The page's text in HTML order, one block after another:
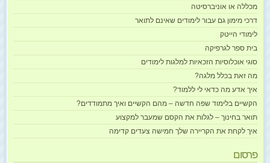
מכללה או אוניברסיטה
דרכי מימון גם עבור לימודים שאינם לתואר
לימודי הייטק
בית ספר לגרפיקה
סוגי אוכלוסיות הזכאיות למלגות לימודים
מה זאת בכלל מלגה?
איך אדע מה כדאי לי ללמוד?
הקשיים בלימוד שפה חדשה – מהם הקשיים ואיך מתמודדים?
תואר בחינוך – לגלות את הקסם שמעבר למקצוע
איך לקחת את הקריירה שלך חמישה צעדים קדימה
פרסום